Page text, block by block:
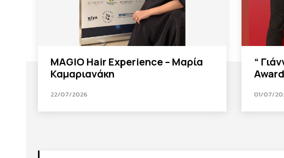
MAGIO Hair Experience – Μαρία
Καμαριανάκη
22/07/2026
“
01/07/